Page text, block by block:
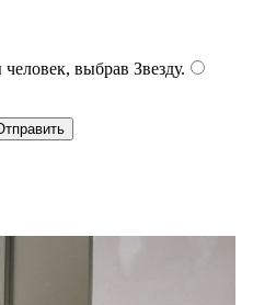
выбрав Звезду.